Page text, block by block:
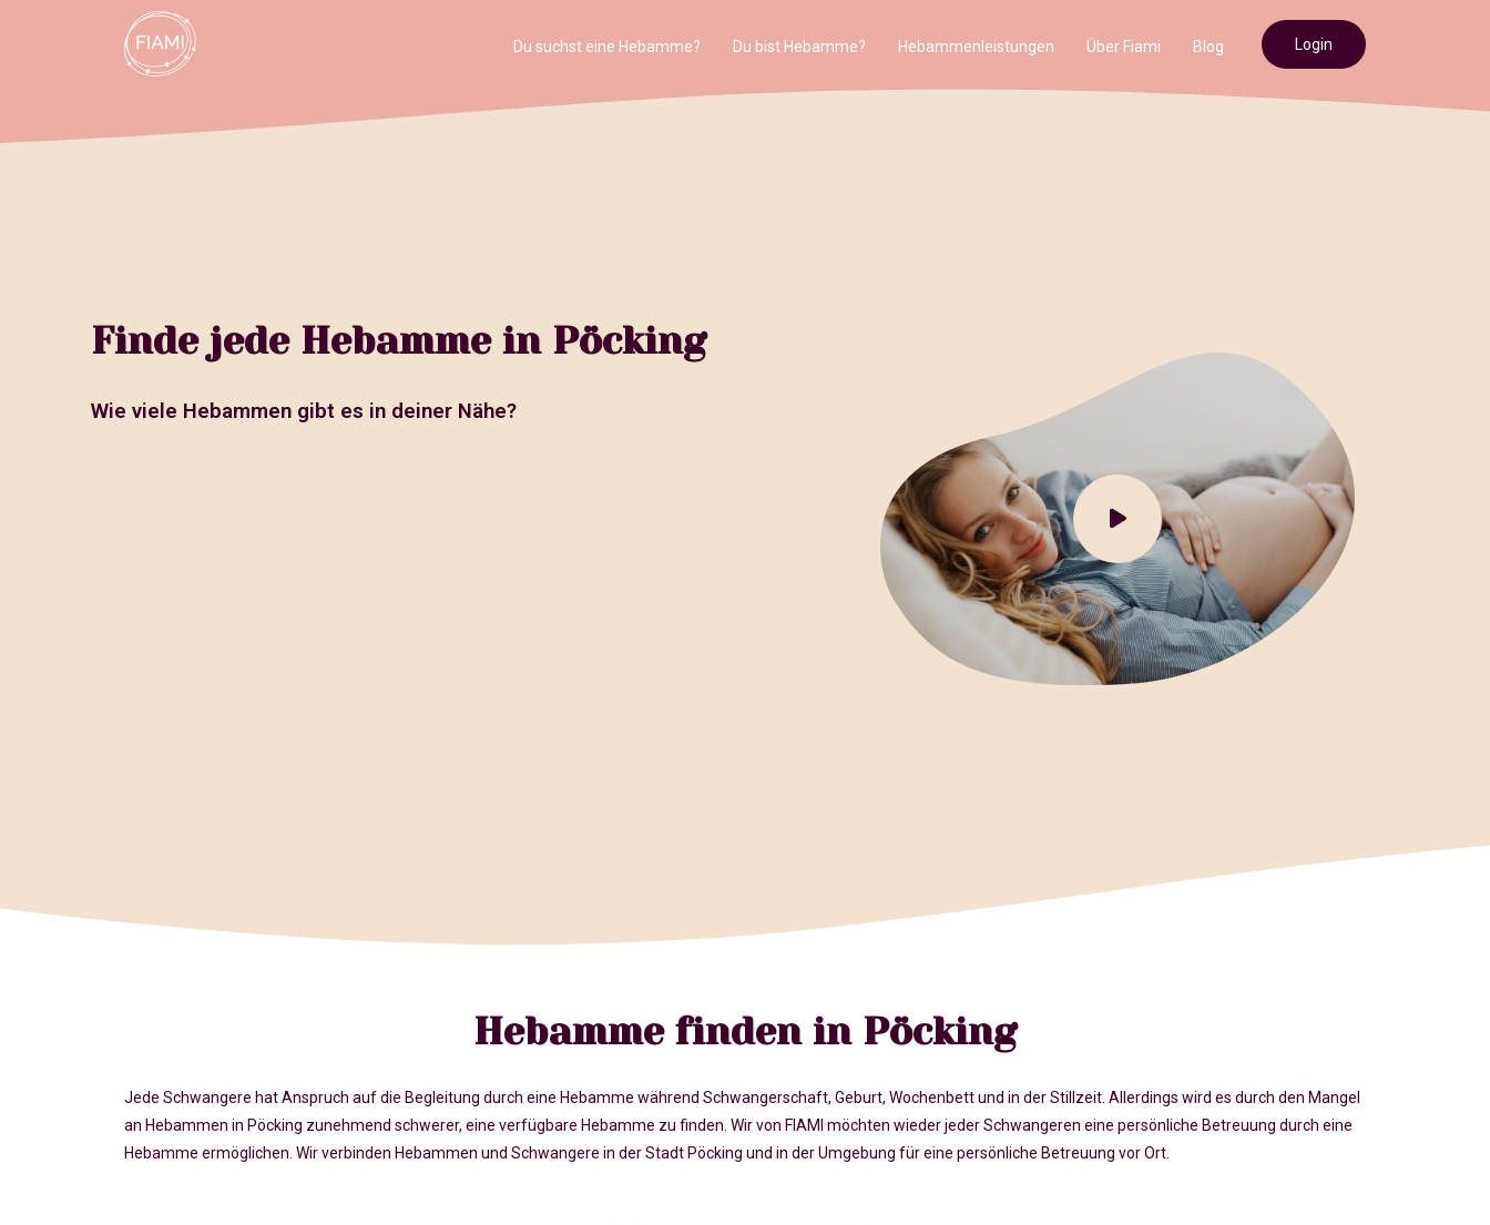
Du suchst eine Hebamme? Du bist Hebamme? Hebammenleistungen Über Fiami Blog Login
Finde jede Hebamme in Pöcking
Wie viele Hebammen gibt es in deiner Nähe?
Hebamme finden in Pöcking
Jede Schwangere hat Anspruch auf die Begleitung durch eine Hebamme während Schwangerschaft, Geburt, Wochenbett und in der Stillzeit. Allerdings wird es durch den Mangel
an Hebammen in Pöcking zunehmend schwerer, eine verfügbare Hebamme zu finden. Wir von FIAMI möchten wieder jeder Schwangeren eine persönliche Betreuung durch eine
Hebamme ermöglichen. Wir verbinden Hebammen und Schwangere in der Stadt Pöcking und in der Umgebung für eine persönliche Betreuung vor Ort.